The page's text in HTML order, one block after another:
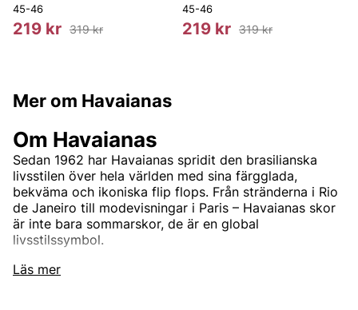
45-46
219 kr 319 kr
45-46
219 kr 319 kr
Mer om Havaianas
Läs mer
Om Havaianas
Sedan 1962 har Havaianas spridit den brasilianska
livsstilen över hela världen med sina färgglada,
bekväma och ikoniska flip flops. Från stränderna i Rio
de Janeiro till modevisningar i Paris – Havaianas skor
är inte bara sommarskor, de är en global
livsstilssymbol.
Ursprung med tradition – innovation i